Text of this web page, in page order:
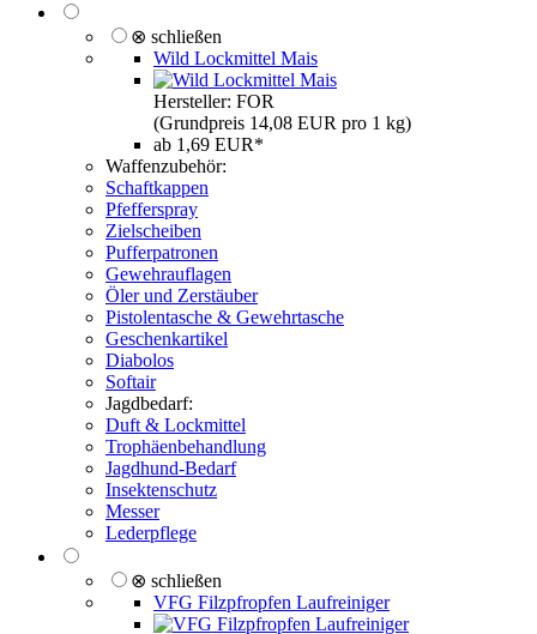
⊗ schließen
Wild Lockmittel Mais
Hersteller: FOR
(Grundpreis 14,08 EUR pro 1 kg)
ab 1,69 EUR*
Waffenzubehör:
Schaftkappen
Pfefferspray
Zielscheiben
Pufferpatronen
Gewehrauflagen
Öler und Zerstäuber
Pistolentasche & Gewehrtasche
Geschenkartikel
Diabolos
Softair
Jagdbedarf:
Duft & Lockmittel
Trophäenbehandlung
Jagdhund-Bedarf
Insektenschutz
Messer
Lederpflege
⊗ schließen
VFG Filzpfropfen Laufreiniger